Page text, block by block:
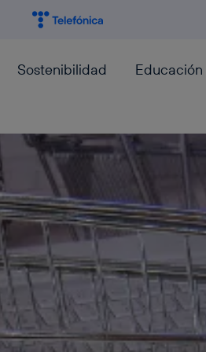
Sostenibilidad Educación